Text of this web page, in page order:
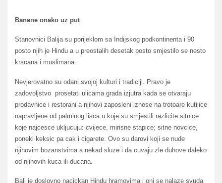
Banane onako uz put
Stanovnici Balija su porijeklom sa Indijskog podkontinenta i 90
posto njih je Hindu a u preostalih desetak posto smjestilo se nesto
krscana i muslimana.
Nevjerovatno su odani svojoj kulturi i tradiciji. Pravo je
zadovoljstvo prosetati ulicama grada izjutra kada se otvaraju
prodavnice i restorani a njihovi zaposleni iznose na trotoare kutijice
napravljene od palminog lisca u koje su smjestili razlicite sitnice
koje najcesce ukljucuju: cvijece, mirisne stapice; sitne novcice,
poneki keksic pa cak i cigarete. Ovo su darovi koji se nude
njihovim bozanstvima a nekad sluze i da cuvaju zle duhove daleko
od njihovih kuca ili ducana.
Bali je doslovno nacickan Hindu hramovima i oni se nalaze svuda